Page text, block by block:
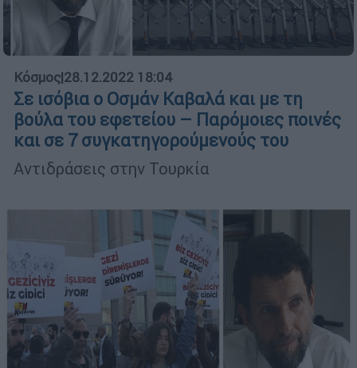
Κόσμος|28.12.2022 18:04
Σε ισόβια ο Οσμάν Καβαλά και με τη
βούλα του εφετείου – Παρόμοιες ποινές
και σε 7 συγκατηγορούμενούς του
Αντιδράσεις στην Τουρκία